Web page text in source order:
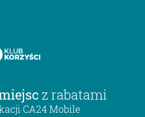
z rabatami
CA24 Mobile